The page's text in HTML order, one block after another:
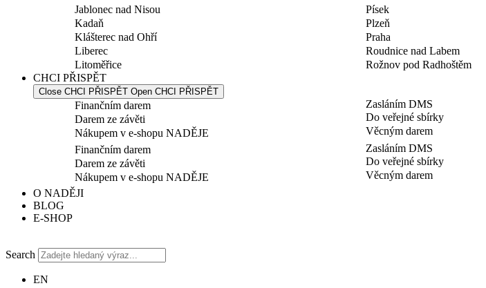
Jablonec nad Nisou
Kadaň
Klášterec nad Ohří
Liberec
Litoměřice
Písek
Plzeň
Praha
Roudnice nad Labem
Rožnov pod Radhoštěm
CHCI PŘISPĚT
Close CHCI PŘISPĚT Open CHCI PŘISPĚT
Finančním darem
Darem ze závěti
Nákupem v e-shopu NADĚJE
Zasláním DMS
Do veřejné sbírky
Věcným darem
Finančním darem
Darem ze závěti
Nákupem v e-shopu NADĚJE
Zasláním DMS
Do veřejné sbírky
Věcným darem
O NADĚJI
BLOG
E-SHOP
Search
EN